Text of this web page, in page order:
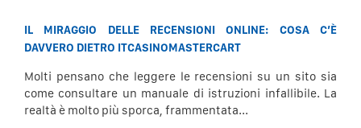
IL MIRAGGIO DELLE RECENSIONI ONLINE: COSA C’È
DAVVERO DIETRO ITCASINOMASTERCART
Molti pensano che leggere le recensioni su un sito sia
come consultare un manuale di istruzioni infallibile. La
realtà è molto più sporca, frammentata...